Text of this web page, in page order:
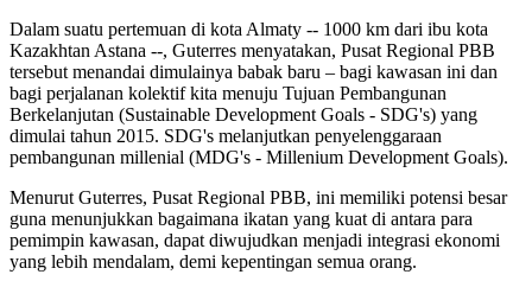
Dalam suatu pertemuan di kota Almaty -- 1000 km dari ibu kota
Kazakhtan Astana --, Guterres menyatakan, Pusat Regional PBB
tersebut menandai dimulainya babak baru – bagi kawasan ini dan
bagi perjalanan kolektif kita menuju Tujuan Pembangunan
Berkelanjutan (Sustainable Development Goals - SDG's) yang
dimulai tahun 2015. SDG's melanjutkan penyelenggaraan
pembangunan millenial (MDG's - Millenium Development Goals).
Menurut Guterres, Pusat Regional PBB, ini memiliki potensi besar
guna menunjukkan bagaimana ikatan yang kuat di antara para
pemimpin kawasan, dapat diwujudkan menjadi integrasi ekonomi
yang lebih mendalam, demi kepentingan semua orang.